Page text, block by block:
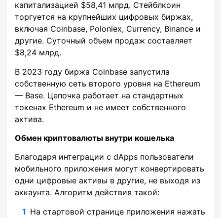
капитализацией $58,41 млрд. Стейблкоин
торгуется на крупнейших цифровых биржах,
включая Coinbase, Poloniex, Currency, Binance и
другие. Суточный объем продаж составляет
$8,24 млрд.
В 2023 году биржа Coinbase запустила
собственную сеть второго уровня на Ethereum
— Base. Цепочка работает на стандартных
токенах Ethereum и не имеет собственного
актива.
Обмен криптовалюты внутри кошелька
Благодаря интеграции с dApps пользователи
мобильного приложения могут конвертировать
одни цифровые активы в другие, не выходя из
аккаунта. Алгоритм действия такой:
На стартовой странице приложения нажать